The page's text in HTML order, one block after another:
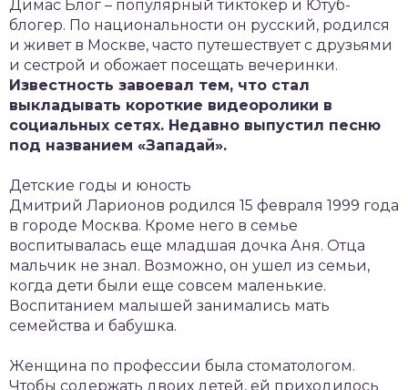
Димас Блог – популярный тиктокер и Ютуб-
блогер. По национальности он русский, родился
и живет в Москве, часто путешествует с друзьями
и сестрой и обожает посещать вечеринки.
Известность завоевал тем, что стал
выкладывать короткие видеоролики в
социальных сетях. Недавно выпустил песню
под названием «Западай».
Детские годы и юность
Дмитрий Ларионов родился 15 февраля 1999 года
в городе Москва. Кроме него в семье
воспитывалась еще младшая дочка Аня. Отца
мальчик не знал. Возможно, он ушел из семьи,
когда дети были еще совсем маленькие.
Воспитанием малышей занимались мать
семейства и бабушка.
Женщина по профессии была стоматологом.
Чтобы содержать двоих детей, ей приходилось